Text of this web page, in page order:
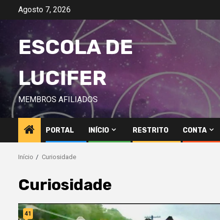
Avançar
conteúdo
Agosto 7, 2026
ESCOLA DE
LUCIFER
MEMBROS AFILIADOS
PORTAL INÍCIO RESTRITO CONTA
Início Curiosidade
Curiosidade
41